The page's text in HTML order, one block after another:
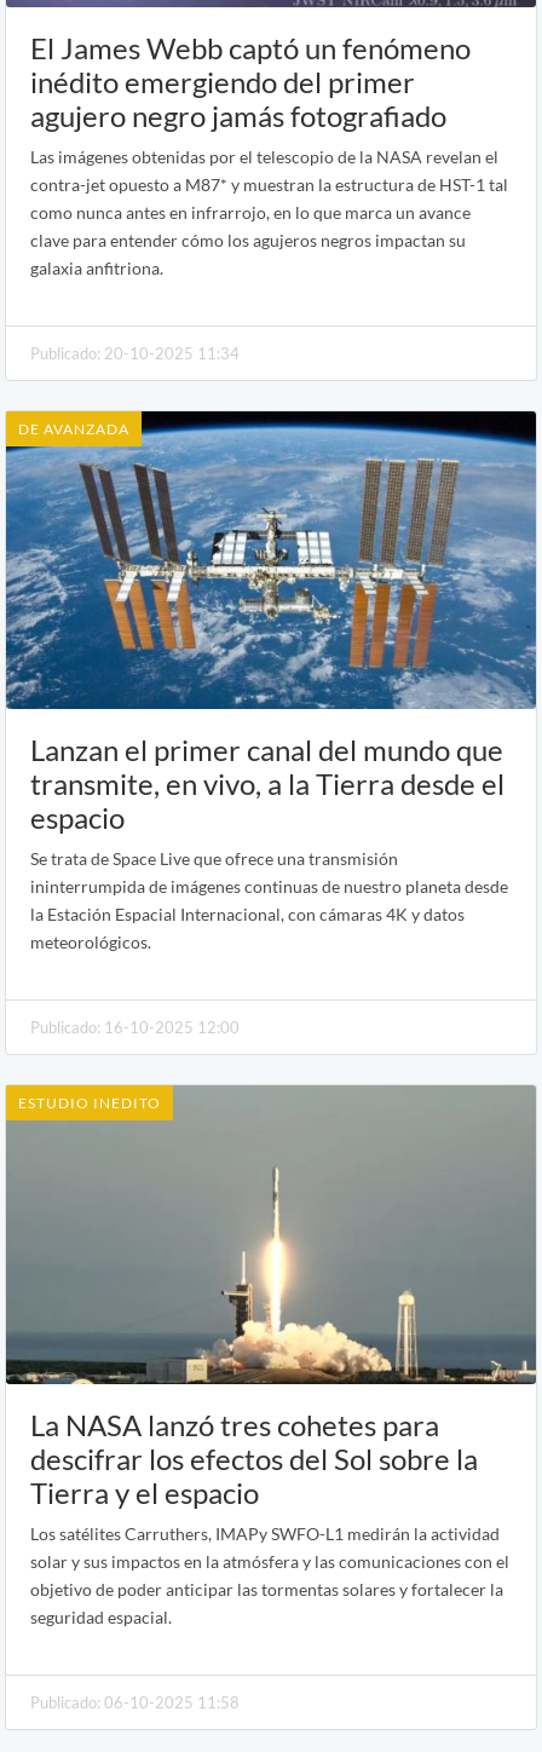
El James Webb captó un fenómeno
inédito emergiendo del primer
agujero negro jamás fotografiado
Las imágenes obtenidas por el telescopio de la NASA revelan el
contra-jet opuesto a M87* y muestran la estructura de HST-1 tal
como nunca antes en infrarrojo, en lo que marca un avance
clave para entender cómo los agujeros negros impactan su
galaxia anfitriona.
Publicado: 20-10-2025 11:34
DE AVANZADA
Lanzan el primer canal del mundo que
transmite, en vivo, a la Tierra desde el
espacio
Se trata de Space Live que ofrece una transmisión
ininterrumpida de imágenes continuas de nuestro planeta desde
la Estación Espacial Internacional, con cámaras 4K y datos
meteorológicos.
Publicado: 16-10-2025 12:00
ESTUDIO INEDITO
La NASA lanzó tres cohetes para
descifrar los efectos del Sol sobre la
Tierra y el espacio
Los satélites Carruthers, IMAPy SWFO-L1 medirán la actividad
solar y sus impactos en la atmósfera y las comunicaciones con el
objetivo de poder anticipar las tormentas solares y fortalecer la
seguridad espacial.
Publicado: 06-10-2025 11:58